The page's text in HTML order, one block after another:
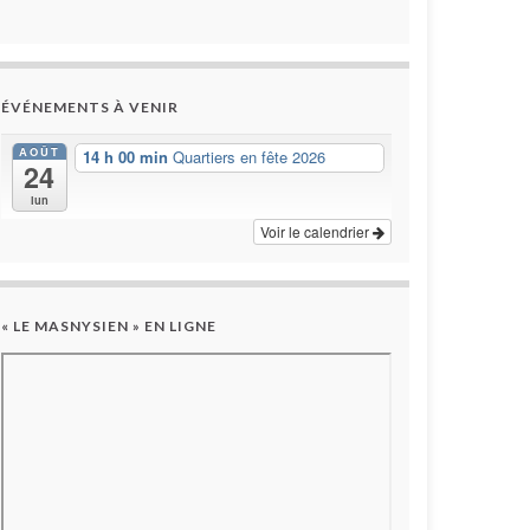
ÉVÉNEMENTS À VENIR
AOÛT
24
lun
14 h 00 min Quartiers en fête 2026
Voir le calendrier
« LE MASNYSIEN » EN LIGNE